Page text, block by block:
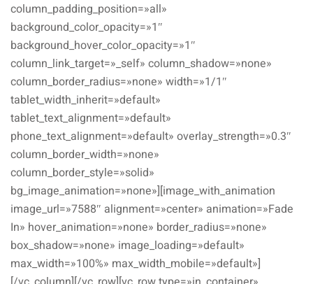
column_padding_position=»all»
background_color_opacity=»1″
background_hover_color_opacity=»1″
column_link_target=»_self» column_shadow=»none»
column_border_radius=»none» width=»1/1″
tablet_width_inherit=»default»
tablet_text_alignment=»default»
phone_text_alignment=»default» overlay_strength=»0.3″
column_border_width=»none»
column_border_style=»solid»
bg_image_animation=»none»][image_with_animation
image_url=»7588″ alignment=»center» animation=»Fade
In» hover_animation=»none» border_radius=»none»
box_shadow=»none» image_loading=»default»
max_width=»100%» max_width_mobile=»default»]